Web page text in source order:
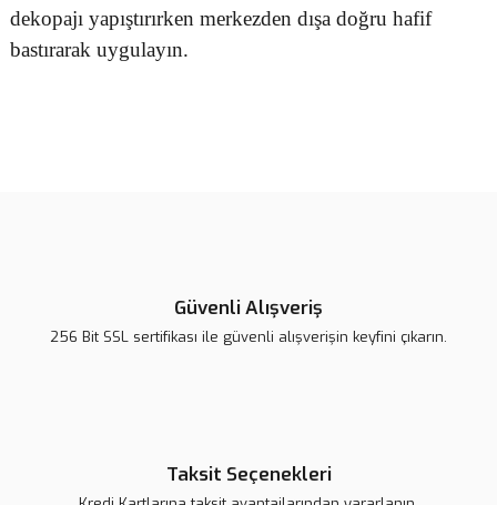
dekopajı yapıştırırken merkezden dışa doğru hafif
bastırarak uygulayın.
Güvenli Alışveriş
256 Bit SSL sertifikası ile güvenli alışverişin keyfini çıkarın.
Taksit Seçenekleri